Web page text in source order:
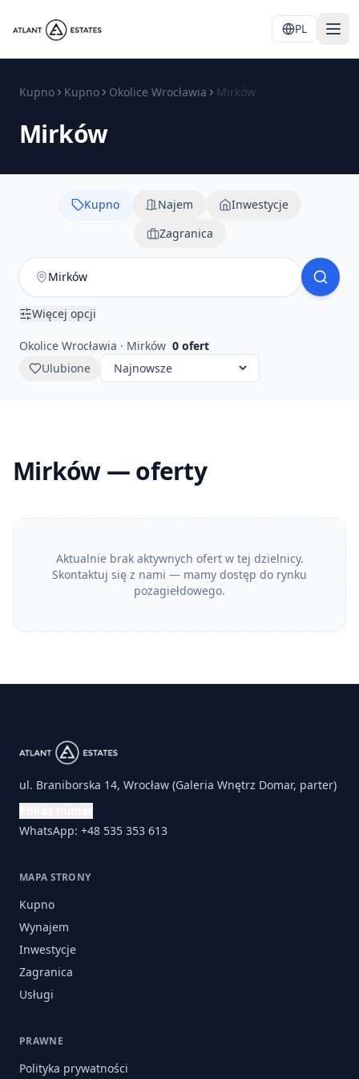
PL
Kupno Kupno Okolice Wrocławia Mirków
Mirków
Kupno Najem
Inwestycje
Zagranica
Więcej opcji
Okolice Wrocławia · Mirków 0 ofert
Ulubione
Mirków — oferty
Aktualnie brak aktywnych ofert w tej dzielnicy.
Skontaktuj się z nami — mamy dostęp do rynku
pozagiełdowego.
ul. Braniborska 14, Wrocław (Galeria Wnętrz Domar, parter)
WhatsApp: +48 535 353 613
MAPA STRONY
Kupno
Wynajem
Inwestycje
Zagranica
Usługi
PRAWNE
Polityka prywatności